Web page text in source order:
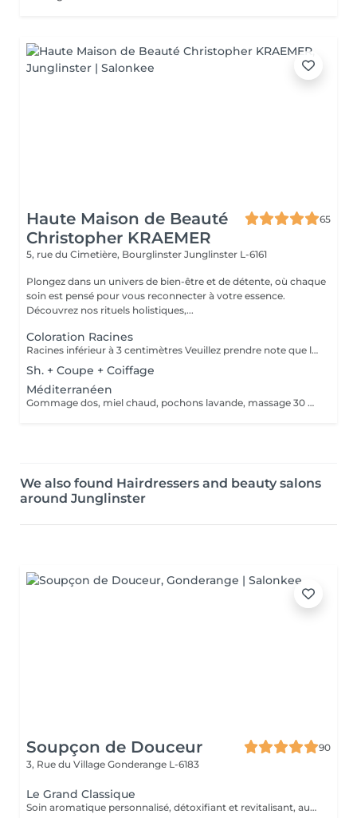
Haute Maison de Beauté
Christopher KRAEMER
65
5, rue du Cimetière, Bourglinster Junglinster L-6161
Plongez dans un univers de bien-être et de détente, où chaque
soin est pensé pour vous reconnecter à votre essence.
Découvrez nos rituels holistiques,...
Coloration Racines
Racines inférieur à 3 centimètres Veuillez prendre note que les prix indiqués sur Salonkee sont communiqués à titre informatif et s'entendent de base. Ces derniers sont susceptibles de varier selon le diagnostic réalisé à votre arrivée au salon et l'expertise du professionnel à qui vous confiez votre beauté. Dans tous les cas, un devis précis vous sera proposé et toutes réalisations de prestations seront effectuées avec votre accord. Un grand merci d'avance pour votre compréhension. Au plaisir de vous recevoir très vite.
Sh. + Coupe + Coiffage
Méditerranéen
Gommage dos, miel chaud, pochons lavande, massage 30 minutes
We also found Hairdressers and beauty salons
around Junglinster
Soupçon de Douceur
90
3, Rue du Village Gonderange L-6183
Le Grand Classique
Soin aromatique personnalisé, détoxifiant et revitalisant, autour d'un nettoyage profond en 5 phases exclusives